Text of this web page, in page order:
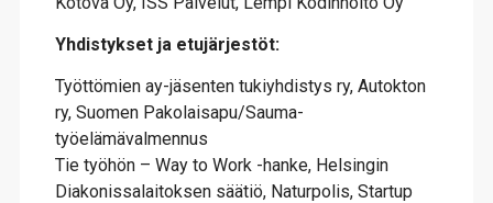
Yhdistykset ja etujärjestöt:
Työttömien ay-jäsenten tukiyhdistys ry, Autokton
ry, Suomen Pakolaisapu/Sauma-
työelämävalmennus
Tie työhön – Way to Work -hanke, Helsingin
Diakonissalaitoksen säätiö, Naturpolis, Startup